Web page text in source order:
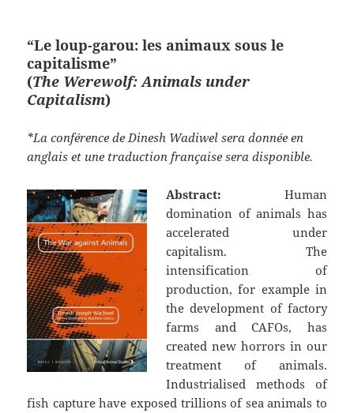
“Le loup-garou: les animaux sous le
capitalisme”
(The Werewolf: Animals under
Capitalism)
*La conférence de Dinesh Wadiwel sera donnée en
anglais et une traduction française sera disponible.
Abstract: Human
domination of animals has
accelerated under
capitalism. The
intensification of
production, for example in
the development of factory
farms and CAFOs, has
created new horrors in our
treatment of animals.
Industrialised methods of
fish capture have exposed trillions of sea animals to